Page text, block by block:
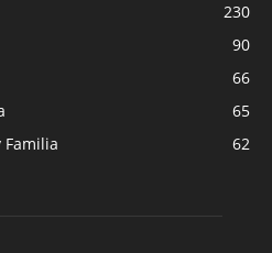
230
90
66
65
62